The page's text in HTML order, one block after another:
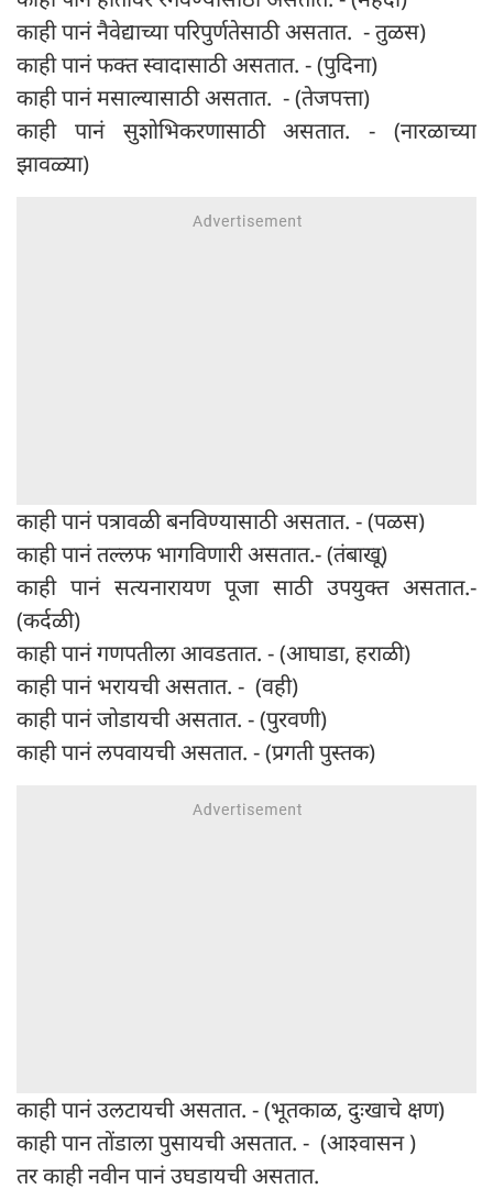
काही पानं नैवेद्याच्या परिपुर्णतेसाठी असतात. - तुळस)
काही पानं फक्त स्वादासाठी असतात. - (पुदिना)
काही पानं मसाल्यासाठी असतात. - (तेजपत्ता)
काही पानं सुशोभिकरणासाठी असतात. - (नारळाच्या
झावळ्या)
काही पानं पत्रावळी बनविण्यासाठी असतात. - (पळस)
काही पानं तल्लफ भागविणारी असतात.- (तंबाखू)
काही पानं सत्यनारायण पूजा साठी उपयुक्त असतात.-
(कर्दळी)
काही पानं गणपतीला आवडतात. - (आघाडा, हराळी)
काही पानं भरायची असतात. - (वही)
काही पानं जोडायची असतात. - (पुरवणी)
काही पानं लपवायची असतात. - (प्रगती पुस्तक)
काही पानं उलटायची असतात. - (भूतकाळ, दुःखाचे क्षण)
काही पान तोंडाला पुसायची असतात. - (आश्वासन )
तर काही नवीन पानं उघडायची असतात.